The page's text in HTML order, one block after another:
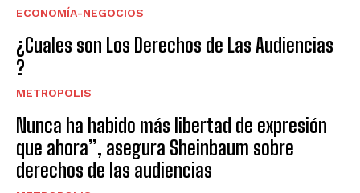
ECONOMÍA-NEGOCIOS
¿Cuales son Los Derechos de Las Audiencias
?
METROPOLIS
Nunca ha habido más libertad de expresión
que ahora”, asegura Sheinbaum sobre
derechos de las audiencias